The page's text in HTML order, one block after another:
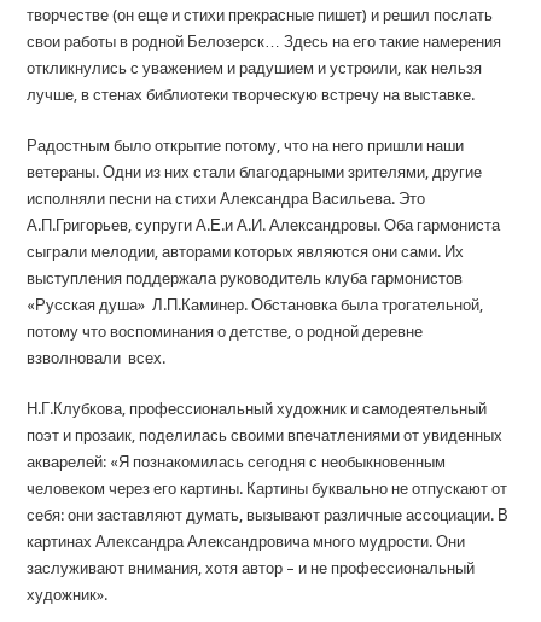
творчестве (он еще и стихи прекрасные пишет) и решил послать
свои работы в родной Белозерск… Здесь на его такие намерения
откликнулись с уважением и радушием и устроили, как нельзя
лучше, в стенах библиотеки творческую встречу на выставке.
Радостным было открытие потому, что на него пришли наши
ветераны. Одни из них стали благодарными зрителями, другие
исполняли песни на стихи Александра Васильева. Это
А.П.Григорьев, супруги А.Е.и А.И. Александровы. Оба гармониста
сыграли мелодии, авторами которых являются они сами. Их
выступления поддержала руководитель клуба гармонистов
«Русская душа» Л.П.Каминер. Обстановка была трогательной,
потому что воспоминания о детстве, о родной деревне
взволновали всех.
Н.Г.Клубкова, профессиональный художник и самодеятельный
поэт и прозаик, поделилась своими впечатлениями от увиденных
акварелей: «Я познакомилась сегодня с необыкновенным
человеком через его картины. Картины буквально не отпускают от
себя: они заставляют думать, вызывают различные ассоциации. В
картинах Александра Александровича много мудрости. Они
заслуживают внимания, хотя автор – и не профессиональный
художник».